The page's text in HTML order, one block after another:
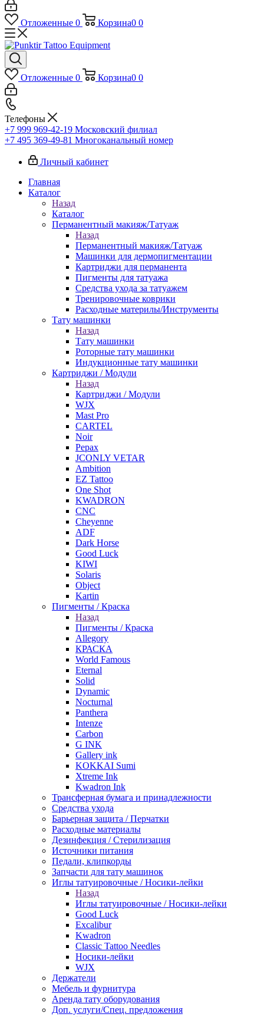
Отложенные 0 Корзина0 0
Отложенные 0 Корзина0 0
Телефоны
+7 999 969-42-19 Московский филиал
+7 495 369-49-81 Многоканальный номер
Личный кабинет
Главная
Каталог
Назад
Каталог
Перманентный макияж/Татуаж
Назад
Перманентный макияж/Татуаж
Машинки для дермопигментации
Картриджи для перманента
Пигменты для татуажа
Средства ухода за татуажем
Тренировочные коврики
Расходные материлы/Инструменты
Тату машинки
Назад
Тату машинки
Роторные тату машинки
Индукционные тату машинки
Картриджи / Модули
Назад
Картриджи / Модули
WJX
Mast Pro
CARTEL
Noir
Pepax
JCONLY VETAR
Ambition
EZ Tattoo
One Shot
KWADRON
CNC
Cheyenne
ADF
Dark Horse
Good Luck
KIWI
Solaris
Object
Kartin
Пигменты / Краска
Назад
Пигменты / Краска
Allegory
КРАСКА
World Famous
Eternal
Solid
Dynamic
Nocturnal
Panthera
Intenze
Carbon
G INK
Gallery ink
KOKKAI Sumi
Xtreme Ink
Kwadron Ink
Трансферная бумага и принадлежности
Средства ухода
Барьерная защита / Перчатки
Расходные материалы
Дезинфекция / Стерилизация
Источники питания
Педали, клипкорды
Запчасти для тату машинок
Иглы татуировочные / Носики-лейки
Назад
Иглы татуировочные / Носики-лейки
Good Luck
Excalibur
Kwadron
Classic Tattoo Needles
Носики-лейки
WJX
Держатели
Мебель и фурнитура
Аренда тату оборудования
Доп. услуги/Спец. предложения